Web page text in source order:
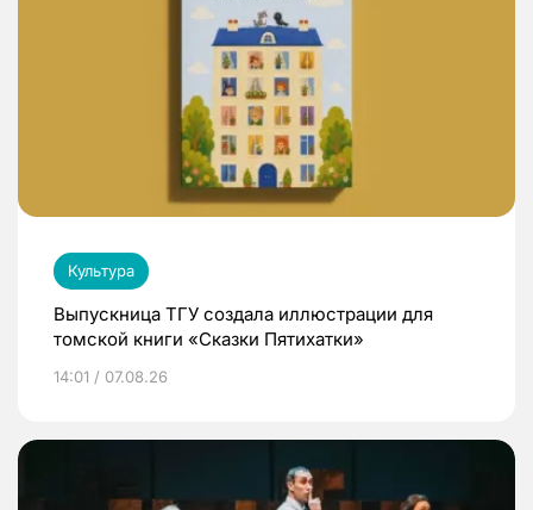
Культура
Выпускница ТГУ создала иллюстрации для
томской книги «Сказки Пятихатки»
14:01 / 07.08.26